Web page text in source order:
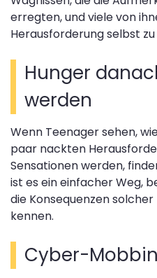
erregten, und viele von
Herausforderung selbst
Hunger
werden
Wenn Teenager sehen,
paar nackten
Sensationen werden,
ist es ein einfacher Weg,
die Konsequenzen
kennen.
Cyber-